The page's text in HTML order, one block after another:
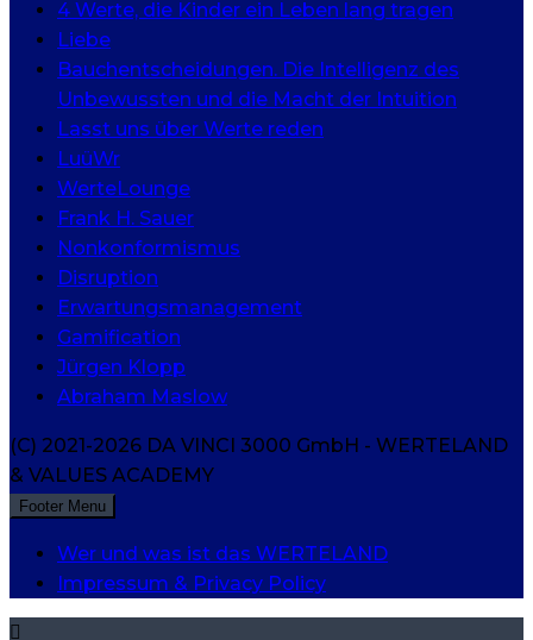
4 Werte, die Kinder ein Leben lang tragen
Liebe
Bauchentscheidungen. Die Intelligenz des
Unbewussten und die Macht der Intuition
Lasst uns über Werte reden
LuüWr
WerteLounge
Frank H. Sauer
Nonkonformismus
Disruption
Erwartungsmanagement
Gamification
Jürgen Klopp
Abraham Maslow
(C) 2021-2026 DA VINCI 3000 GmbH - WERTELAND
& VALUES ACADEMY
Footer Menu
Wer und was ist das WERTELAND
Impressum & Privacy Policy